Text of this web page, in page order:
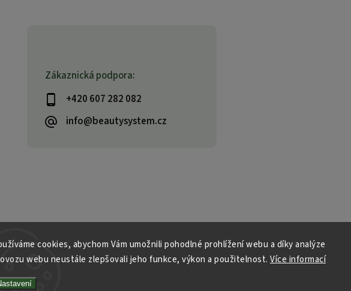
cookies, abychom Vám umožnili pohodlné prohlížení webu a díky analýze
webu neustále zlepšovali jeho funkce, výkon a použitelnost. Více informací
Zákaznická podpora:
+420 607 282 082
info@beautysystem.cz
vyhrazena.